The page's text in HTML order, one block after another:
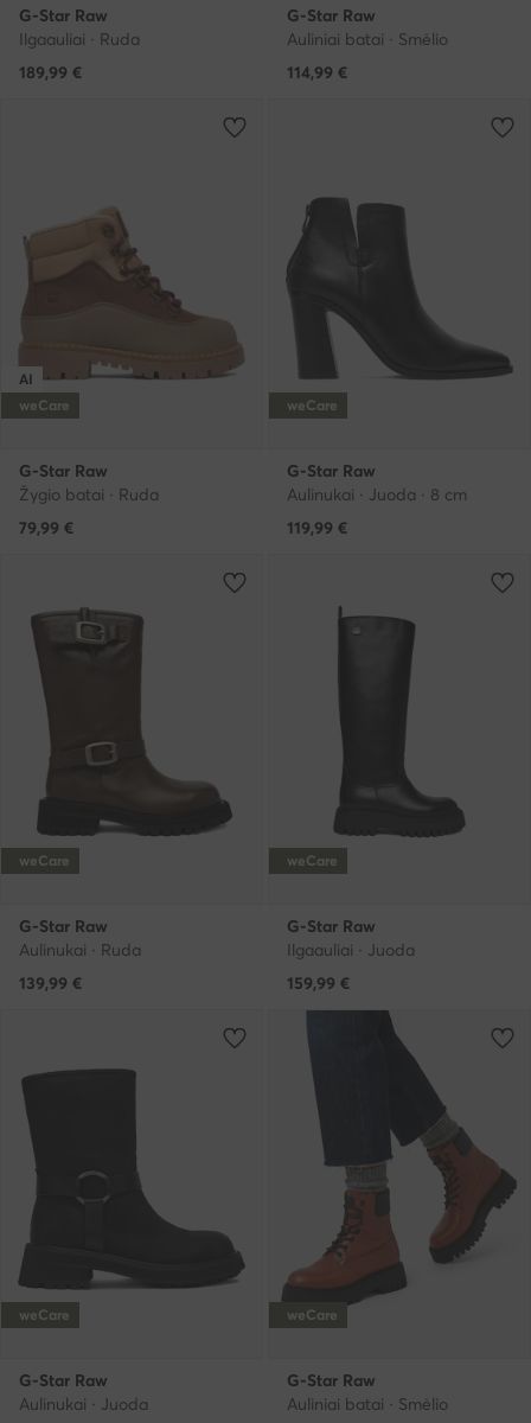
G-Star Raw
Ilgaauliai · Ruda
189,99 €
G-Star Raw
Auliniai batai · Smėlio
114,99 €
AI
weCare
G-Star Raw
Žygio batai · Ruda
79,99 €
weCare
G-Star Raw
Aulinukai · Juoda · 8 cm
119,99 €
weCare
G-Star Raw
Aulinukai · Ruda
139,99 €
weCare
G-Star Raw
Ilgaauliai · Juoda
159,99 €
weCare
G-Star Raw
Aulinukai · Juoda
weCare
G-Star Raw
Auliniai batai · Smėlio